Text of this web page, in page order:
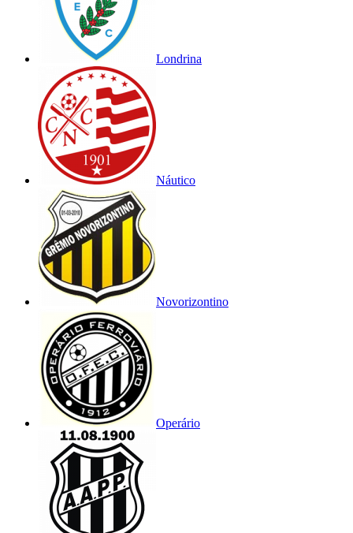
Londrina
Náutico
Novorizontino
Operário